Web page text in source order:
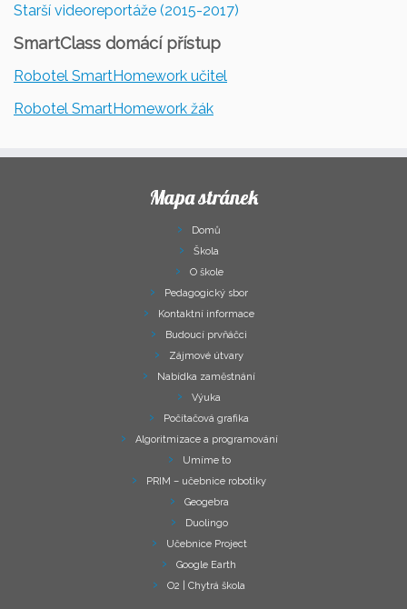
Starší videoreportáže (2015-2017)
SmartClass domácí přístup
Robotel SmartHomework učitel
Robotel SmartHomework žák
Mapa stránek
Domů
Škola
O škole
Pedagogický sbor
Kontaktní informace
Budoucí prvňáčci
Zájmové útvary
Nabídka zaměstnání
Výuka
Počítačová grafika
Algoritmizace a programování
Umíme to
PRIM – učebnice robotiky
Geogebra
Duolingo
Učebnice Project
Google Earth
O2 | Chytrá škola